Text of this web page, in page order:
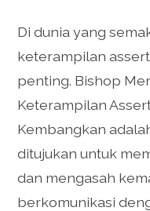
Di dunia yang
keterampilan
penting. Bishop
Keterampilan
Kembangkan
ditujukan untuk
dan mengasah
berkomunikasi